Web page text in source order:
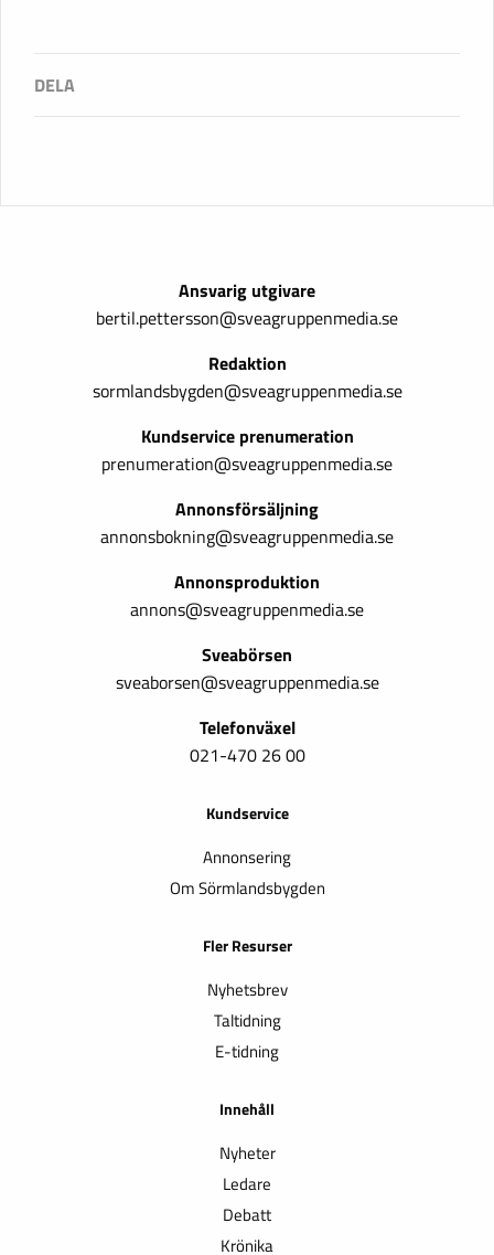
Ansvarig utgivare
bertil.pettersson@sveagruppenmedia.se
Redaktion
sormlandsbygden@sveagruppenmedia.se
Kundservice prenumeration
prenumeration@sveagruppenmedia.se
Annonsförsäljning
annonsbokning@sveagruppenmedia.se
Annonsproduktion
annons@sveagruppenmedia.se
Sveabörsen
sveaborsen@sveagruppenmedia.se
Telefonväxel
021-470 26 00
Kundservice
Annonsering
Om Sörmlandsbygden
Fler Resurser
Nyhetsbrev
Taltidning
E-tidning
Innehåll
Nyheter
Ledare
Debatt
Krönika